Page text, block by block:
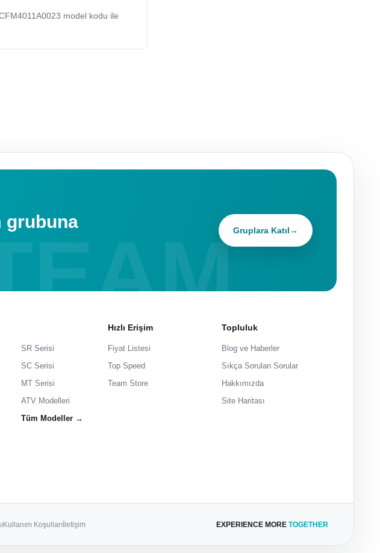
model kodu ile
grubuna
Gruplara Katıl→
SR Serisi
SC Serisi
MT Serisi
ATV Modelleri
Tüm Modeller →
Hızlı Erişim
Fiyat Listesi
Top Speed
Team Store
Topluluk
Blog ve Haberler
Sıkça Sorulan Sorular
Hakkımızda
Site Haritası
Kullanım Koşullarıİletişim EXPERIENCE MORE TOGETHER